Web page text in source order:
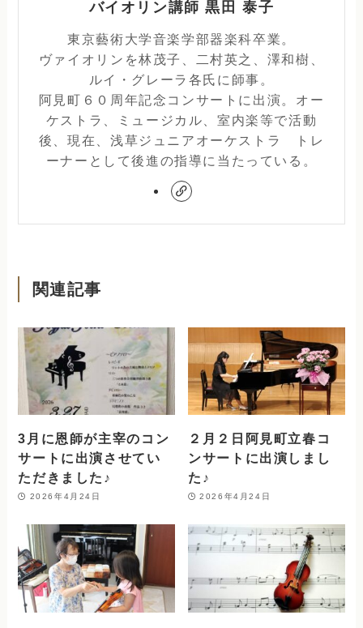
バイオリン講師 黒田 泰子
東京藝術大学音楽学部器楽科卒業。
ヴァイオリンを林茂子、二村英之、澤和樹、
ルイ・グレーラ各氏に師事。
阿見町６０周年記念コンサートに出演。オー
ケストラ、ミュージカル、室内楽等で活動
後、現在、浅草ジュニアオーケストラ トレ
ーナーとして後進の指導に当たっている。
関連記事
3月に恩師が主宰のコン
サートに出演させてい
ただきました♪
2026年4月24日
２月２日阿見町立春コ
ンサートに出演しまし
た♪
2026年4月24日